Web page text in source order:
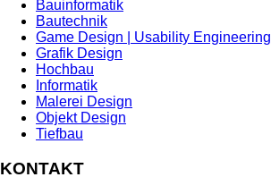
Bauinformatik
Bautechnik
Game Design | Usability Engineering
Grafik Design
Hochbau
Informatik
Malerei Design
Objekt Design
Tiefbau
KONTAKT